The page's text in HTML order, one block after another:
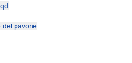
del pavone